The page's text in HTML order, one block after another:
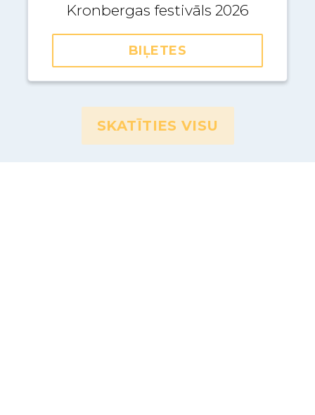
BIĻETES
Kronbergas festivāls 2026
SKATĪTIES VISU